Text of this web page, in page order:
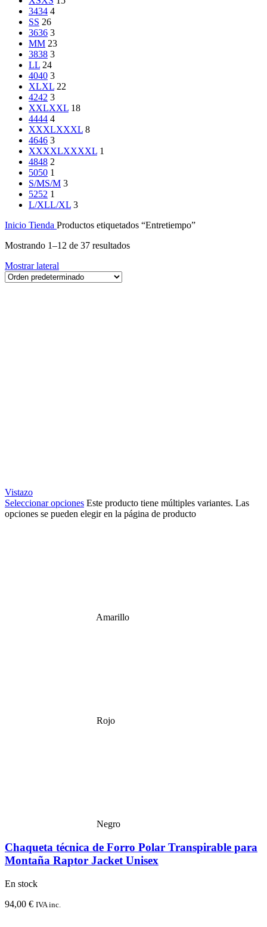
3434 4
SS 26
3636 3
MM 23
3838 3
LL 24
4040 3
XLXL 22
4242 3
XXLXXL 18
4444 4
XXXLXXXL 8
4646 3
XXXXLXXXXL 1
4848 2
5050 1
S/MS/M 3
5252 1
L/XLL/XL 3
Inicio Tienda Productos etiquetados “Entretiempo”
Mostrando 1–12 de 37 resultados
Mostrar lateral
Vistazo
Seleccionar opciones Este producto tiene múltiples variantes. Las
opciones se pueden elegir en la página de producto
Amarillo
Rojo
Negro
Chaqueta técnica de Forro Polar Transpirable para
Montaña Raptor Jacket Unisex
En stock
94,00 € IVA inc.